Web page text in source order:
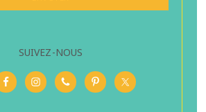
SUIVEZ-NOUS